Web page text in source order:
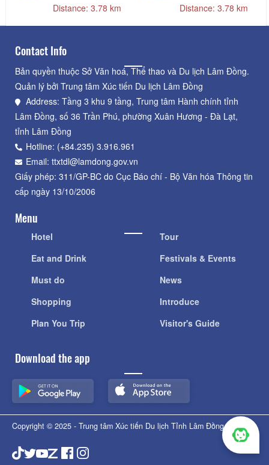
Distance: 3.78 km Distance: 3.78 km
Contact Info
Bản quyền thuộc Sở Văn hoá, Thể thao và Du lịch Lâm Đồng.
Quản lý bởi Trung tâm Xúc tiến Du lịch Lâm Đồng
Address: Tầng 3 khu 9 tầng, Trung tâm Hành chính tỉnh
Lâm Đồng, số 36 Trần Phú, phường Xuân Hương - Đà Lạt,
tỉnh Lâm Đồng
Hotline: (+84.235) 3.916.961
Email: ttxtdl@lamdong.gov.vn
Giấy phép: 311/GP-BC do Cục Báo chí - Bộ Văn hóa Thông tin
cấp ngày 13/10/2006
Menu
Hotel
Eat and Drink
Must do
Shopping
Plan You Trip
Tour
Festivals & Events
News
Introduce
Visitor's Guide
Download the app
Copyright © 2025 - Trung tâm Xúc tiến Du lịch Tỉnh Lâm Đồng